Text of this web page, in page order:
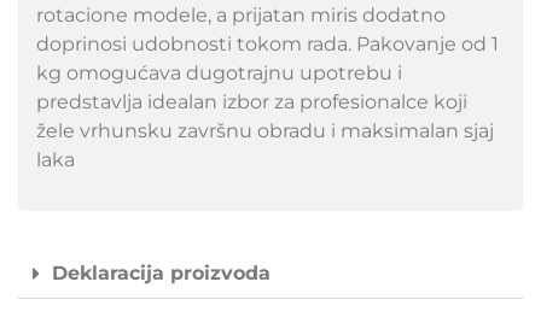
rotacione modele, a prijatan miris dodatno
doprinosi udobnosti tokom rada. Pakovanje od 1
kg omogućava dugotrajnu upotrebu i
predstavlja idealan izbor za profesionalce koji
žele vrhunsku završnu obradu i maksimalan sjaj
laka
Deklaracija proizvoda